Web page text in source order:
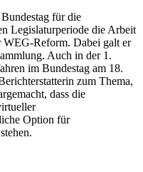
für die
Legislaturperiode die Arbeit
WEG-Reform. Dabei galt er
Auch in der 1.
im Bundestag am 18.
zum Thema,
dass die
Option für